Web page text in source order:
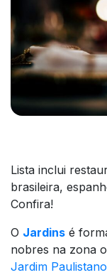
Lista inclui
brasileira,
Confira!
O Jardins é
nobres na zona
Jardim Paulistano